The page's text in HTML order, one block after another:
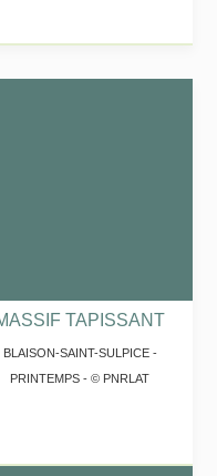
TAPISSANT
BLAISON-SAINT-SULPICE -
PRINTEMPS - © PNRLAT